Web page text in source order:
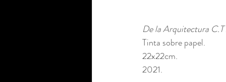
De la Arquitectura
Tinta sobre papel.
22x22cm.
2021.